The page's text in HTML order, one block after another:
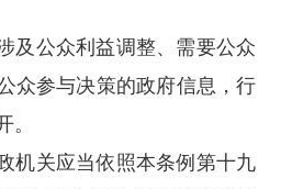
及公众利益调整、需要公众
众参与决策的政府信息，行
。
机关应当依照本条例第十九